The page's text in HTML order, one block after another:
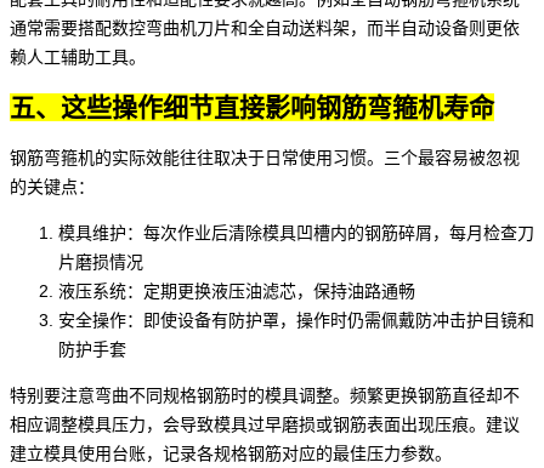
通常需要搭配数控弯曲机刀片和全自动送料架，而半自动设备则更依
赖人工辅助工具。
五、这些操作细节直接影响钢筋弯箍机寿命
钢筋弯箍机的实际效能往往取决于日常使用习惯。三个最容易被忽视
的关键点：
模具维护：每次作业后清除模具凹槽内的钢筋碎屑，每月检查刀
片磨损情况
液压系统：定期更换液压油滤芯，保持油路通畅
安全操作：即使设备有防护罩，操作时仍需佩戴防冲击护目镜和
防护手套
特别要注意弯曲不同规格钢筋时的模具调整。频繁更换钢筋直径却不
相应调整模具压力，会导致模具过早磨损或钢筋表面出现压痕。建议
建立模具使用台账，记录各规格钢筋对应的最佳压力参数。